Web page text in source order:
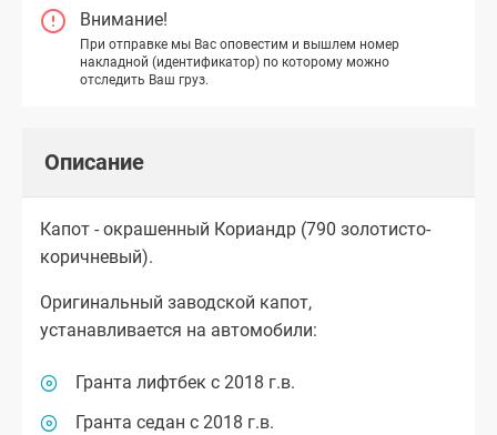
Внимание!
При отправке мы Вас оповестим и вышлем номер
накладной (идентификатор) по которому можно
отследить Ваш груз.
Описание
Капот - окрашенный Кориандр (790 золотисто-
коричневый).
Оригинальный заводской капот,
устанавливается на автомобили:
Гранта лифтбек с 2018 г.в.
Гранта седан с 2018 г.в.